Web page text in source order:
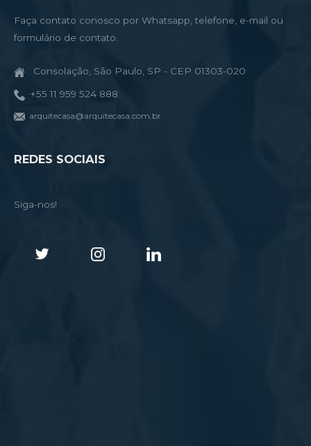
Faça contato conosco por Whatsapp, telefone, e-mail ou
formulário de contato.
Consolação, São Paulo, SP - CEP 01303-020
+55 11 959 524 888
arquitecasa@arquitecasa.com.br
REDES SOCIAIS
Siga-nos!